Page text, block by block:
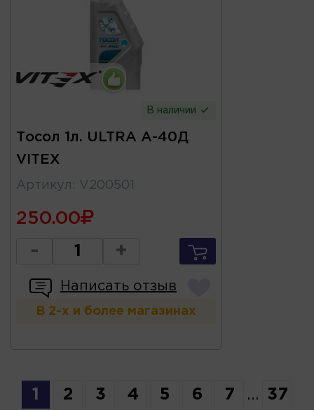
В наличии
Тосол 1л. ULTRA А-40Д
VITEX
Артикул : V200501
250.00
- +
Написать отзыв
В 2-х и более магазинах
1 2 3 4 5 6 7 ... 37